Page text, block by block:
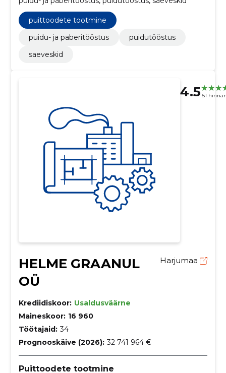
puittoodete tootmine
puidu- ja paberitööstus
puidutööstus
saeveskid
4.5 51
HELME GRAANUL
OÜ
Harjumaa
Krediidiskoor: Usaldusväärne
Maineskoor: 16 960
Töötajaid: 34
Prognooskäive (2026): 32 741 964 €
Puittoodete tootmine